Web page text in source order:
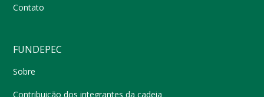
Contato
FUNDEPEC
Sobre
Contribuição dos integrantes da cadeia